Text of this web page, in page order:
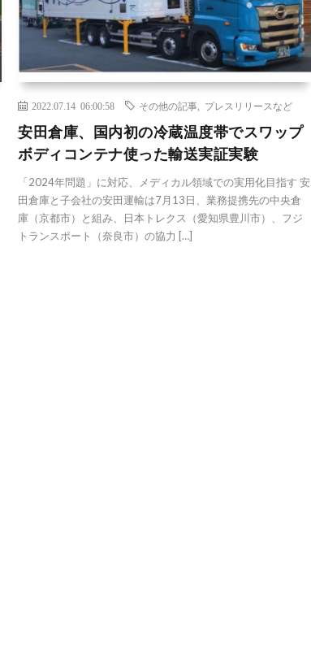
2022.07.14 06:00:58 その他の記事 プレスリリースなど
安田倉庫、国内初の冷蔵温度帯でスワップ
ボディコンテナ使った輸送実証実験
「2024年問題」に対応、メディカル領域での実用化目指す 安
田倉庫と子会社の安田運輸は7月13日、業務提携先の中央倉
庫（京都市）と組み、日本トレクス（愛知県豊川市）、フジ
トランスポート（奈良市）の協力 […]